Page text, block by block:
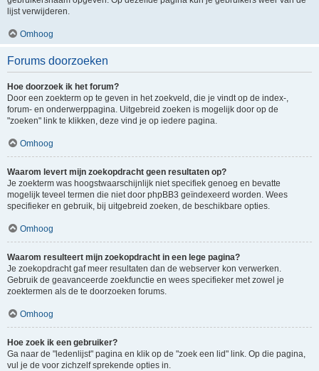
lijst verwijderen.
Omhoog
Forums doorzoeken
Hoe doorzoek ik het forum?
Door een zoekterm op te geven in het zoekveld, die je vindt op de index-,
forum- en onderwerppagina. Uitgebreid zoeken is mogelijk door op de
"zoeken" link te klikken, deze vind je op iedere pagina.
Omhoog
Waarom levert mijn zoekopdracht geen resultaten op?
Je zoekterm was hoogstwaarschijnlijk niet specifiek genoeg en bevatte
mogelijk teveel termen die niet door phpBB3 geïndexeerd worden. Wees
specifieker en gebruik, bij uitgebreid zoeken, de beschikbare opties.
Omhoog
Waarom resulteert mijn zoekopdracht in een lege pagina?
Je zoekopdracht gaf meer resultaten dan de webserver kon verwerken.
Gebruik de geavanceerde zoekfunctie en wees specifieker met zowel je
zoektermen als de te doorzoeken forums.
Omhoog
Hoe zoek ik een gebruiker?
Ga naar de "ledenlijst" pagina en klik op de "zoek een lid" link. Op die pagina,
vul je de voor zichzelf sprekende opties in.